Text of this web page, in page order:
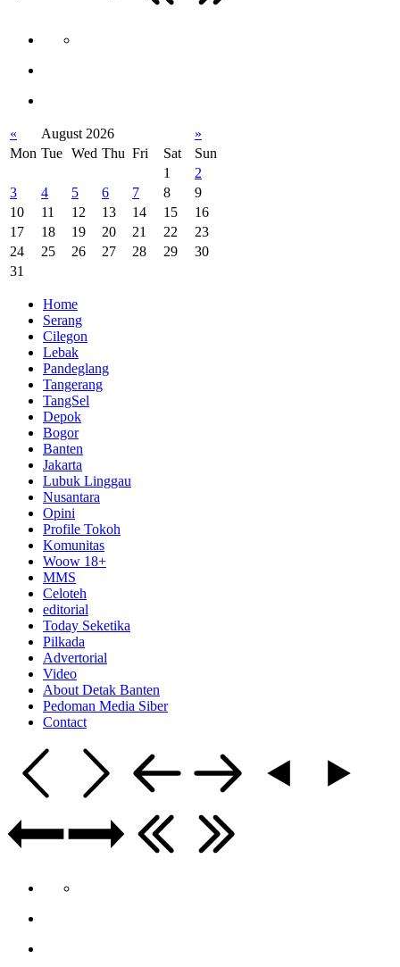
« August 2026
»
Mon Tue Wed Thu Fri Sat
Sun
1
2
3
4 5 6 7 8
9
10
11 12 13 14 15
16
17
18 19 20 21 22
23
24
25 26 27 28 29
30
31
Home
Serang
Cilegon
Lebak
Pandeglang
Tangerang
TangSel
Depok
Bogor
Banten
Jakarta
Lubuk Linggau
Nusantara
Opini
Profile Tokoh
Komunitas
Woow 18+
MMS
Celoteh
editorial
Today Seketika
Pilkada
Advertorial
Video
About Detak Banten
Pedoman Media Siber
Contact